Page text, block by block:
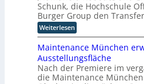
n
t
e
l
i
g
d
u
s
t
r
i
e
z
c
h
e
Z
r
t
f
r
i
e
4
.
0
r
i
c
h
u
s
t
r
i
e
l
l
e
r
Schunk, die Hochschule
Burger Group den
Weiterlesen:
S
i
f
u
Maintenance München
Ausstellungsfläche
Nach der Premiere im
die Maintenance